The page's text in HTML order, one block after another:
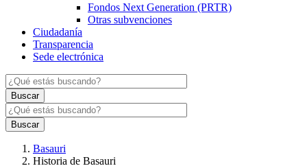
Fondos Next Generation (PRTR)
Otras subvenciones
Ciudadanía
Transparencia
Sede electrónica
Basauri
Historia de Basauri